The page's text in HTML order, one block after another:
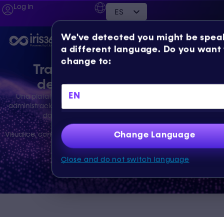
Log in ES
Transforma tus datos en
decisiones inteligentes
Una plataforma IoT modular y escalable para empresas y
administraciones públicas, diseñada para gestionar y analizar
datos en tiempo real con total seguridad.
Visualice, comparta y maximice el valor de su información, todo
We've detected you might be
speaking a different language.
Do you want to change to:
EN
Change Language
Close and do not switch language